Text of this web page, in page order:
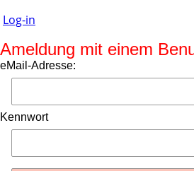
Log-in
Ameldung mit einem
eMail-Adresse:
Kennwort